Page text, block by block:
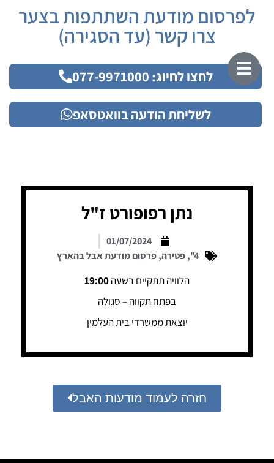
לפרסום מודעת השתתפות בצער
צרו קשר (עד הסגירה)
לחצו לחיוג: 077-9971000
לשליחת הודעה בוואטסאפ
נתן רפופורט ז"ל
01/07/2024
4"
,פטירה,פרסום מודעת אבל בהארץ
הלוויה תתקיים בשעה19:00
בפתח תקווה – סגולה
יוצאת ממשרדי בית העלמין
חזרה לעמוד מודעות האבל